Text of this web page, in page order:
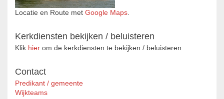
Locatie en Route met Google Maps.
Kerkdiensten bekijken / beluisteren
Klik hier om de kerkdiensten te bekijken / beluisteren.
Contact
Predikant / gemeente
Wijkteams